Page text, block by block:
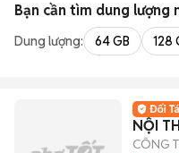
Bạn cần tìm dung lượng
Dung lượng: 64 GB 128
NỘI
CÔNG